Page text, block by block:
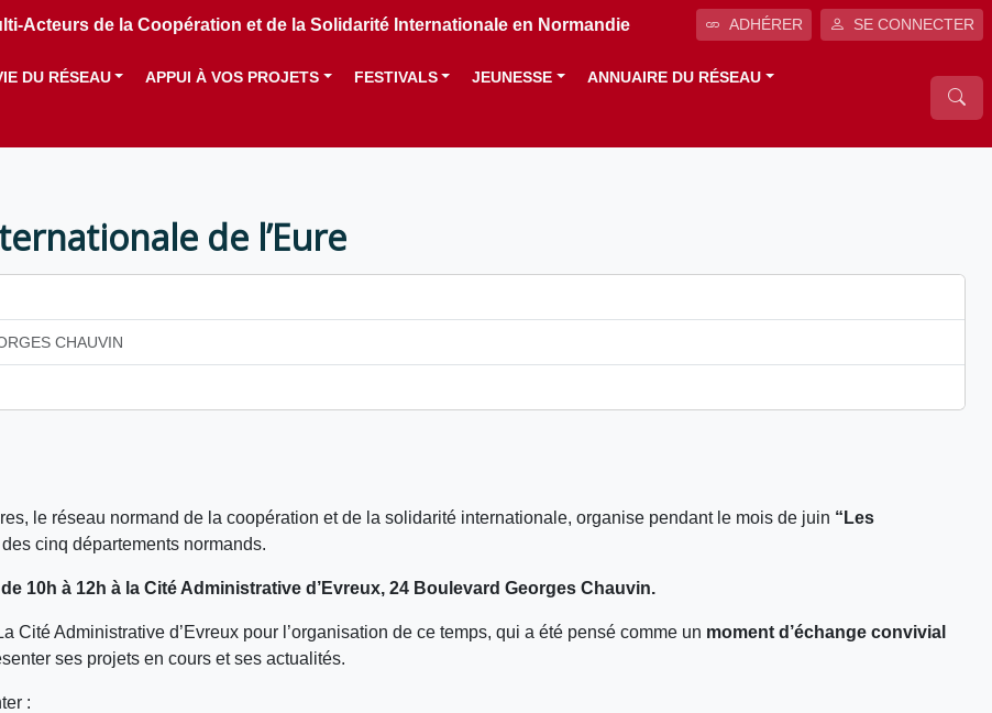
Acteurs de la Coopération et de la Solidarité Internationale en Normandie ADHÉRER SE CONNECTER
DU RÉSEAU APPUI À VOS PROJETS FESTIVALS JEUNESSE ANNUAIRE DU RÉSEAU
de l’Eure
CHAUVIN
le réseau normand de la coopération et de la solidarité internationale, organise pendant le mois de juin “Les
cinq départements normands.
10h à 12h à la Cité Administrative d’Evreux, 24 Boulevard Georges Chauvin.
Cité Administrative d’Evreux pour l’organisation de ce temps, qui a été pensé comme un moment d’échange convivial
ses projets en cours et ses actualités.
: